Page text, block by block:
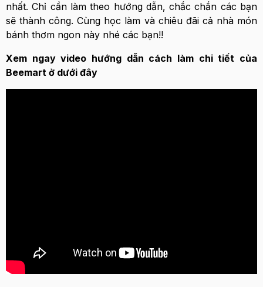
nhất. Chỉ cần làm theo hướng dẫn, chắc chắn các bạn
sẽ thành công. Cùng học làm và chiêu đãi cả nhà món
bánh thơm ngon này nhé các bạn!!
Xem ngay video hướng dẫn cách làm chi tiết của
Beemart ở dưới đây